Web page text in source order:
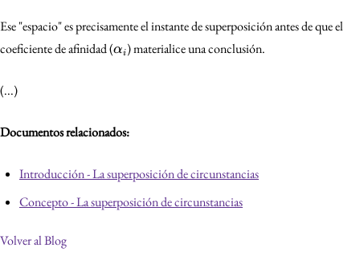
Ese "espacio" es precisamente el instante de superposición antes de que el
coeficiente de afinidad (\alpha_i
αi) materialice una conclusión.
(...)
Documentos relacionados:
Introducción - La superposición de circunstancias
Concepto - La superposición de circunstancias
Volver al Blog